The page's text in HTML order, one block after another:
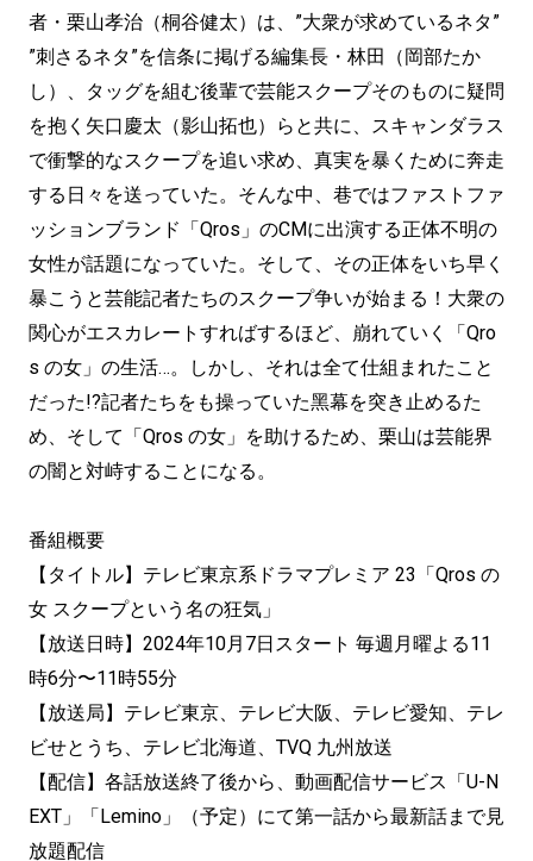
者・栗山孝治（桐谷健太）は、”大衆が求めているネタ”
”刺さるネタ”を信条に掲げる編集⻑・林田（岡部たか
し）、タッグを組む後輩で芸能スクープそのものに疑問
を抱く矢口慶太（影山拓也）らと共に、スキャンダラス
で衝撃的なスクープを追い求め、真実を暴くために奔走
する日々を送っていた。そんな中、巷ではファストファ
ッションブランド「Qros」のCMに出演する正体不明の
女性が話題になっていた。そして、その正体をいち早く
暴こうと芸能記者たちのスクープ争いが始まる！大衆の
関心がエスカレートすればするほど、崩れていく「Qro
s の女」の生活…。しかし、それは全て仕組まれたこと
だった!?記者たちをも操っていた黑幕を突き止めるた
め、そして「Qros の女」を助けるため、栗山は芸能界
の闇と対峙することになる。
番組概要
【タイトル】テレビ東京系ドラマプレミア 23「Qros の
女 スクープという名の狂気」
【放送日時】2024年10月7日スタート 毎週月曜よる11
時6分〜11時55分
【放送局】テレビ東京、テレビ大阪、テレビ愛知、テレ
ビせとうち、テレビ北海道、TVQ 九州放送
【配信】各話放送終了後から、動画配信サービス「U-N
EXT」「Lemino」（予定）にて第一話から最新話まで見
放題配信